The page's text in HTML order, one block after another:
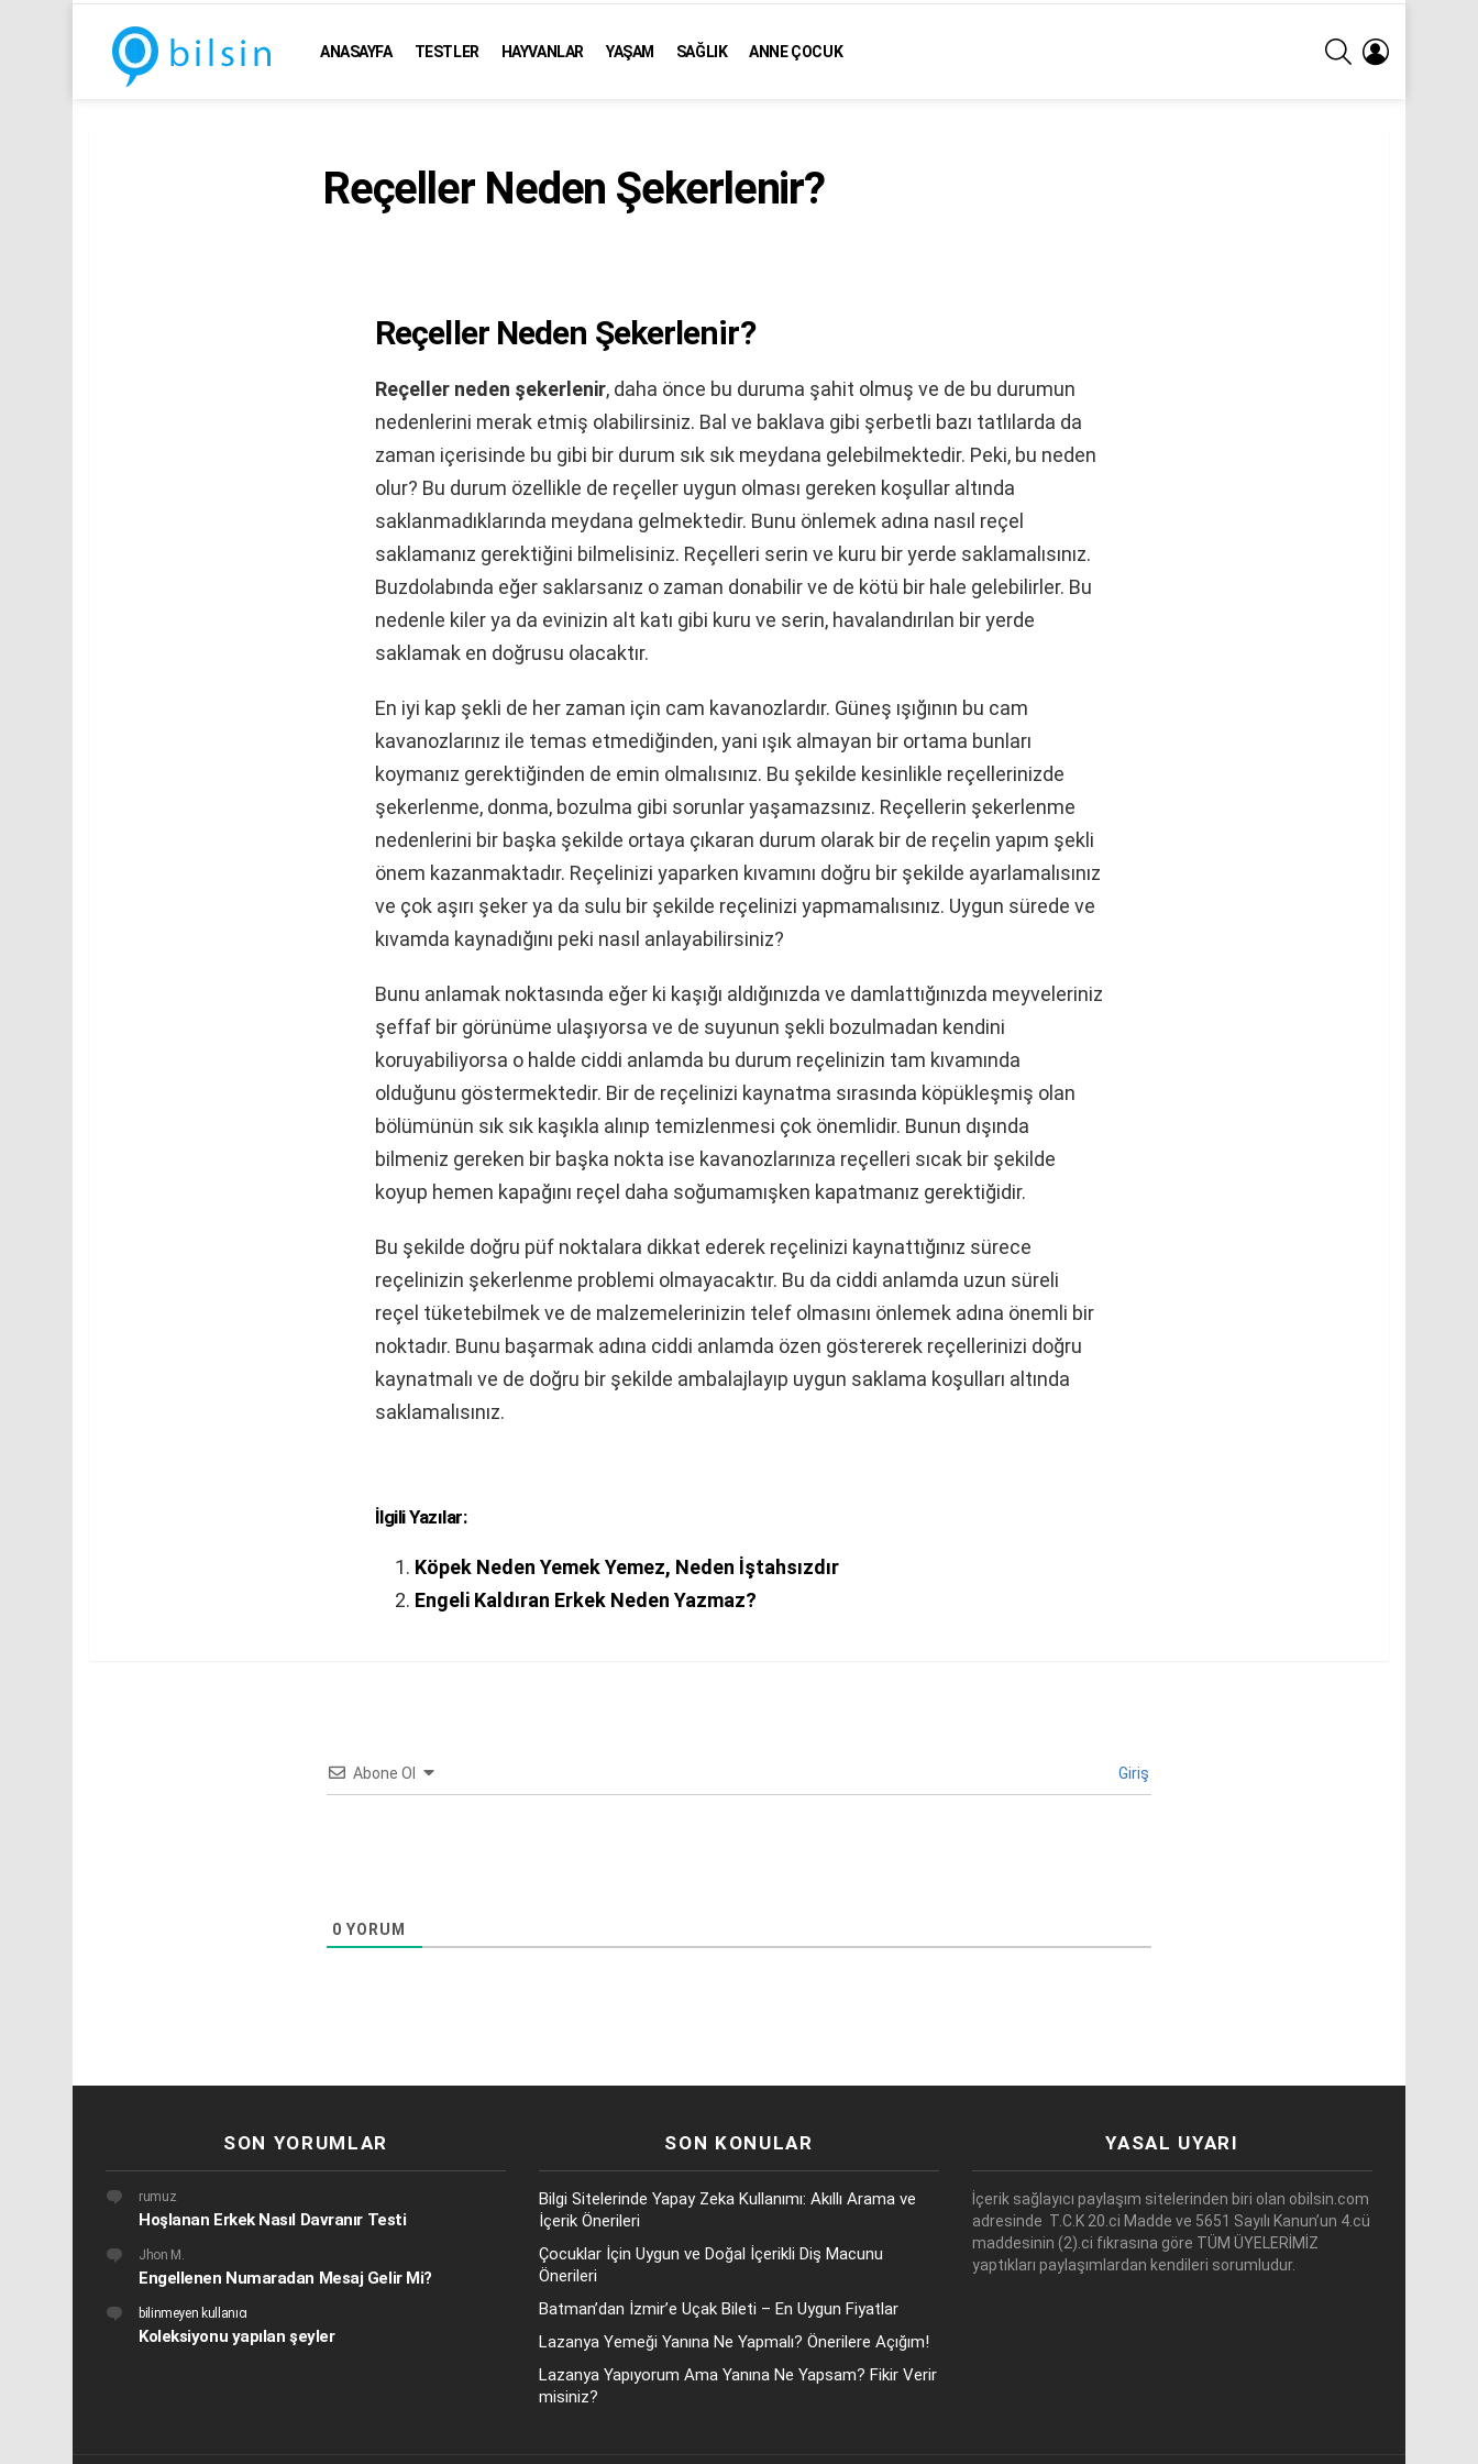
ANASAYFA TESTLER HAYVANLAR YAŞAM SAĞLIK ANNE ÇOCUK
ARA
Reçeller Neden Şekerlenir?
Reçeller Neden Şekerlenir?
Reçeller neden şekerlenir, daha önce bu duruma şahit olmuş ve de bu durumun
nedenlerini merak etmiş olabilirsiniz. Bal ve baklava gibi şerbetli bazı tatlılarda da
zaman içerisinde bu gibi bir durum sık sık meydana gelebilmektedir. Peki, bu neden
olur? Bu durum özellikle de reçeller uygun olması gereken koşullar altında
saklanmadıklarında meydana gelmektedir. Bunu önlemek adına nasıl reçel
saklamanız gerektiğini bilmelisiniz. Reçelleri serin ve kuru bir yerde saklamalısınız.
Buzdolabında eğer saklarsanız o zaman donabilir ve de kötü bir hale gelebilirler. Bu
nedenle kiler ya da evinizin alt katı gibi kuru ve serin, havalandırılan bir yerde
saklamak en doğrusu olacaktır.
En iyi kap şekli de her zaman için cam kavanozlardır. Güneş ışığının bu cam
kavanozlarınız ile temas etmediğinden, yani ışık almayan bir ortama bunları
koymanız gerektiğinden de emin olmalısınız. Bu şekilde kesinlikle reçellerinizde
şekerlenme, donma, bozulma gibi sorunlar yaşamazsınız. Reçellerin şekerlenme
nedenlerini bir başka şekilde ortaya çıkaran durum olarak bir de reçelin yapım şekli
önem kazanmaktadır. Reçelinizi yaparken kıvamını doğru bir şekilde ayarlamalısınız
ve çok aşırı şeker ya da sulu bir şekilde reçelinizi yapmamalısınız. Uygun sürede ve
kıvamda kaynadığını peki nasıl anlayabilirsiniz?
Bunu anlamak noktasında eğer ki kaşığı aldığınızda ve damlattığınızda meyveleriniz
şeffaf bir görünüme ulaşıyorsa ve de suyunun şekli bozulmadan kendini
koruyabiliyorsa o halde ciddi anlamda bu durum reçelinizin tam kıvamında
olduğunu göstermektedir. Bir de reçelinizi kaynatma sırasında köpükleşmiş olan
bölümünün sık sık kaşıkla alınıp temizlenmesi çok önemlidir. Bunun dışında
bilmeniz gereken bir başka nokta ise kavanozlarınıza reçelleri sıcak bir şekilde
koyup hemen kapağını reçel daha soğumamışken kapatmanız gerektiğidir.
Bu şekilde doğru püf noktalara dikkat ederek reçelinizi kaynattığınız sürece
reçelinizin şekerlenme problemi olmayacaktır. Bu da ciddi anlamda uzun süreli
reçel tüketebilmek ve de malzemelerinizin telef olmasını önlemek adına önemli bir
noktadır. Bunu başarmak adına ciddi anlamda özen göstererek reçellerinizi doğru
kaynatmalı ve de doğru bir şekilde ambalajlayıp uygun saklama koşulları altında
saklamalısınız.
İlgili Yazılar:
Köpek Neden Yemek Yemez, Neden İştahsızdır
Engeli Kaldıran Erkek Neden Yazmaz?
Abone Ol Giriş
0 YORUM
SON YORUMLAR
rumuz
Hoşlanan Erkek Nasıl Davranır Testi
Jhon M.
Engellenen Numaradan Mesaj Gelir Mi?
bilinmeyen kullanıcı
Koleksiyonu yapılan şeyler
SON KONULAR
Bilgi Sitelerinde Yapay Zeka Kullanımı: Akıllı Arama ve
İçerik Önerileri
Çocuklar İçin Uygun ve Doğal İçerikli Diş Macunu
Önerileri
Batman’dan İzmir’e Uçak Bileti – En Uygun Fiyatlar
Lazanya Yemeği Yanına Ne Yapmalı? Önerilere Açığım!
Lazanya Yapıyorum Ama Yanına Ne Yapsam? Fikir Verir
misiniz?
YASAL UYARI
İçerik sağlayıcı paylaşım sitelerinden biri olan obilsin.com
adresinde T.C.K 20.ci Madde ve 5651 Sayılı Kanun’un 4.cü
maddesinin (2).ci fıkrasına göre TÜM ÜYELERİMİZ
yaptıkları paylaşımlardan kendileri sorumludur.